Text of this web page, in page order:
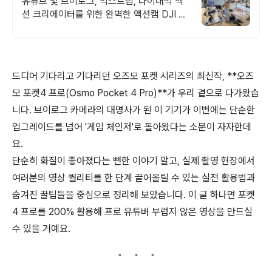
션 크리에이터를 위한 완벽한 액션캠 DJI 정
드디어 기다리고 기다리던 오즈모 포켓 시리즈의 최신작, **오즈
모 포켓4 프로(Osmo Pocket 4 Pro)**가 우리 곁으로 다가왔습
니다. 브이로그 카메라의 대명사가 된 이 기기가 이번에는 단순한
업그레이드를 넘어 '게임 체인저'로 돌아왔다는 소문이 자자한데
요.
단순히 화질이 좋아졌다는 뻔한 이야기 말고, 실제 촬영 현장에서
여러분의 영상 퀄리티를 한 단계 끌어올릴 수 있는 실전 활용법과
숨겨진 꿀팁들을 중심으로 정리해 보았습니다. 이 글 하나면 포켓
4 프로를 200% 활용해 프로 유튜버 부럽지 않은 영상을 만드실
수 있을 거예요.